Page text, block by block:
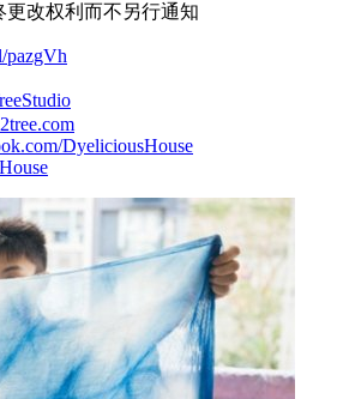
改权利而不另行通知
pazgVh
DyeliciousHouse